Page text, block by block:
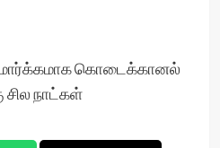
மார்க்கமாக கொடைக்கானல்
சில நாட்கள்